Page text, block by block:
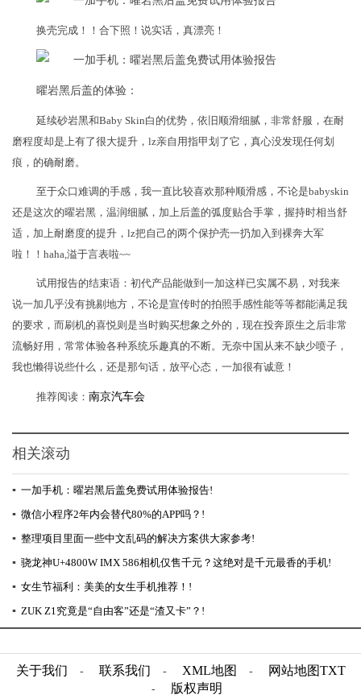
换壳完成！！合下照！说实话，真漂亮！
曜岩黑后盖的体验：
延续砂岩黑和Baby Skin白的优势，依旧顺滑细腻，非常舒服，在耐
磨程度却是上有了很大提升，lz亲自用指甲划了它，真心没发现任何划
痕，的确耐磨。
至于众口难调的手感，我一直比较喜欢那种顺滑感，不论是babyskin
还是这次的曜岩黑，温润细腻，加上后盖的弧度贴合手掌，握持时相当舒
适，加上耐磨度的提升，lz把自己的两个保护壳一扔加入到裸奔大军
啦！！haha,溢于言表啦~~
试用报告的结束语：初代产品能做到一加这样已实属不易，对我来
说一加几乎没有挑剔地方，不论是宣传时的拍照手感性能等等都能满足我
的要求，而刷机的喜悦则是当时购买想象之外的，现在投奔原生之后非常
流畅好用，常常体验各种系统乐趣真的不断。无奈中国从来不缺少喷子，
我也懒得说些什么，还是那句话，放平心态，一加很有诚意！
推荐阅读： 南京汽车会
相关滚动
▪ 一加手机：曜岩黑后盖免费试用体验报告!
▪ 微信小程序2年内会替代80%的APP吗？!
▪ 整理项目里面一些中文乱码的解决方案供大家参考!
▪ 骁龙神U+4800W IMX 586相机仅售千元？这绝对是千元最香的手机!
▪ 女生节福利：美美的女生手机推荐！!
▪ ZUK Z1究竟是“自由客”还是“渣又卡”？!
关于我们 - 联系我们 - XML地图 - 网站地图TXT
- 版权声明